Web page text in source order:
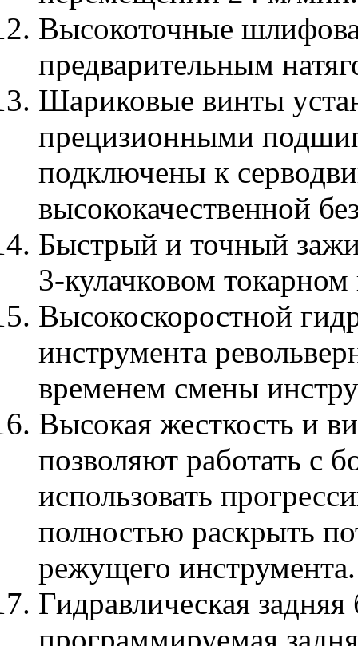
Высокоточные
предварительным
Шариковые винты
прецизионными
подключены к
высококачественной
Быстрый и точный
3-кулачковом
Высокоскоростной
инструмента
временем смены
Высокая жесткость и
позволяют работать с
использовать
полностью раскрыть
режущего инструмента.
Гидравлическая
программируемая